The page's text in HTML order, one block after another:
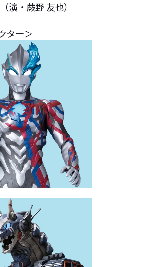
演・蕨野 友也）
ター＞